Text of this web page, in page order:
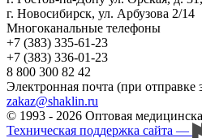
г. Новосибирск, ул. Арбузова 2/14
Многоканальные телефоны
+7 (383) 335-61-23
+7 (383) 336-01-23
8 800 300 82 42
Электронная почта (при
zakaz@shaklin.ru
© 1993 - 2026 Оптовая
Техническая поддержка сайта —